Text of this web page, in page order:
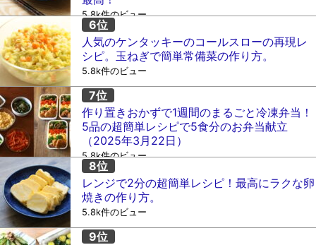
5.8k件のビュー
人気のケンタッキーのコールスローの再現レ
シピ。玉ねぎで簡単常備菜の作り方。
5.8k件のビュー
作り置きおかずで1週間のまるごと冷凍弁当！
5品の超簡単レシピで5食分のお弁当献立
（2025年3月22日）
5.8k件のビュー
レンジで2分の超簡単レシピ！最高にラクな卵
焼きの作り方。
5.8k件のビュー